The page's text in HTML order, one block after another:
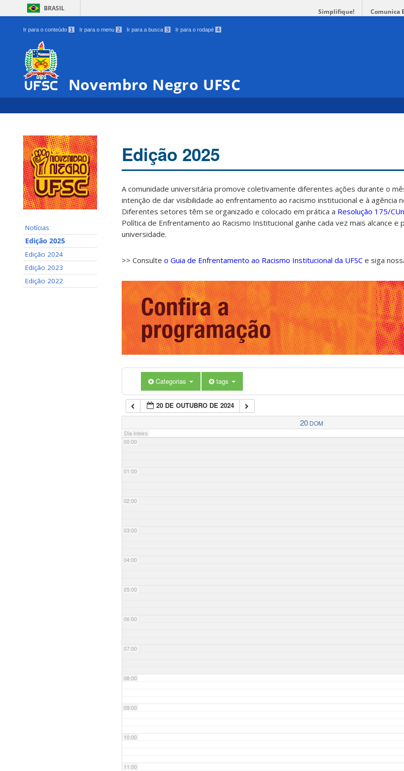
BRASIL Simplifique! Comunica
Ir para o conteúdo 1 Ir para o menu 2 Ir para a busca 3 Ir para o rodapé 4
Novembro Negro UFSC
Notícias
Edição 2025
Edição 2024
Edição 2023
Edição 2022
Edição 2025
A comunidade universitária promove coletivamente diferentes ações durante o
intenção de dar visibilidade ao enfrentamento ao racismo institucional e à agência
Diferentes setores têm se organizado e colocado em prática a Resolução 175/
Política de Enfrentamento ao Racismo Institucional ganhe cada vez mais alcance e
universidade.
>> Consulte o Guia de Enfrentamento ao Racismo Institucional da UFSC e siga
Categorias tags
20 DE OUTUBRO DE 2024
20 DOM
Dia inteiro
00:00
01:00
02:00
03:00
04:00
05:00
06:00
07:00
08:00
09:00
10:00
11:00